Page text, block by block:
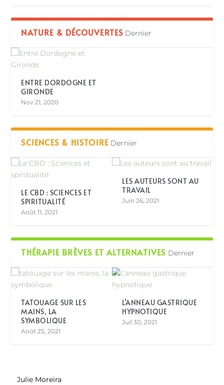
NATURE & DÉCOUVERTES Dernier
ENTRE DORDOGNE ET
GIRONDE
Nov 21, 2020
SCIENCES & HISTOIRE Dernier
LE CBD : SCIENCES ET
SPIRITUALITÉ
Août 11, 2021
LES AUTEURS SONT AU
TRAVAIL
Juin 26, 2021
THÉRAPIE BRÈVES ET ALTERNATIVES Dernier
TATOUAGE SUR LES
MAINS, LA
SYMBOLIQUE
Août 25, 2021
L’ANNEAU GASTRIQUE
HYPNOTIQUE
Juil 30, 2021
Julie Moreira